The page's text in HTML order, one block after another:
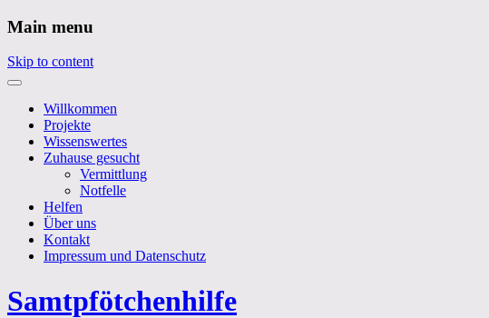
Main menu
Skip to content
Willkommen
Projekte
Wissenswertes
Zuhause gesucht
Vermittlung
Notfelle
Helfen
Über uns
Kontakt
Impressum und Datenschutz
Samtpfötchenhilfe